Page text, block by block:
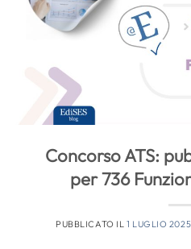
Concorso ATS:
per 736
PUBBLICATO IL 1 LUGLIO 2025